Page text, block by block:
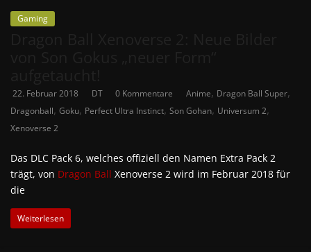
Gaming
22. Februar 2018 DT 0 Kommentare Anime, Dragon Ball Super,
Dragonball, Goku, Perfect Ultra Instinct, Son Gohan, Universum 2,
Xenoverse 2
Das DLC Pack 6, welches offiziell den Namen Extra Pack 2
trägt, von Dragon Ball Xenoverse 2 wird im Februar 2018 für
die
Weiterlesen